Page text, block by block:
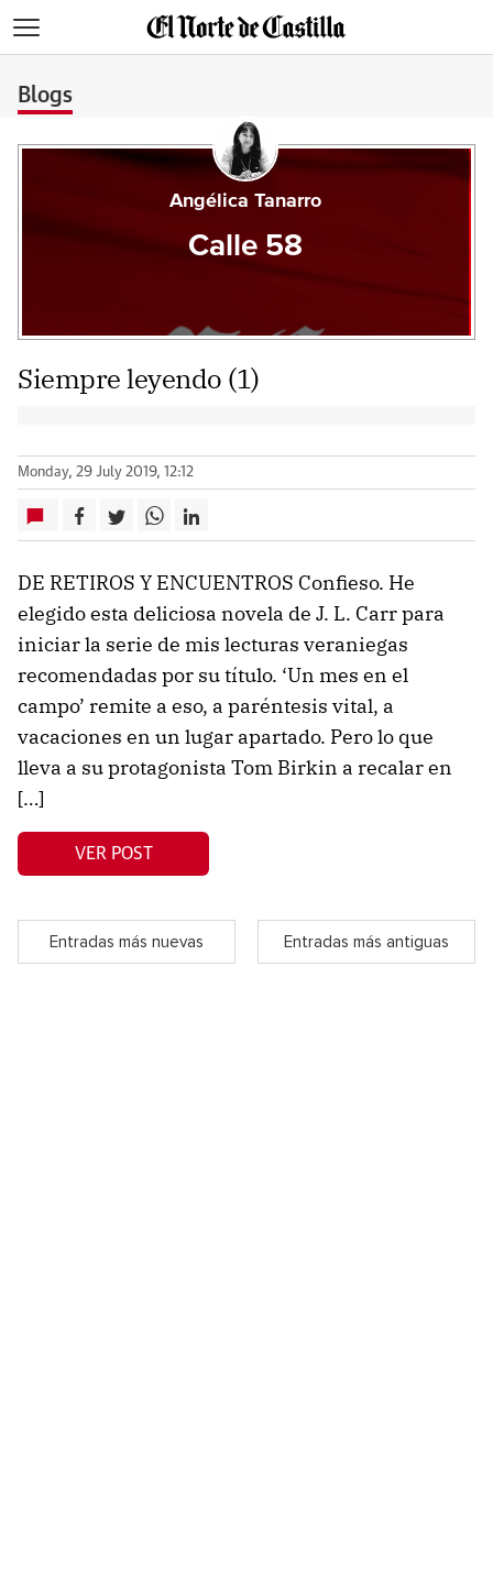
Blogs
Angélica Tanarro
Calle 58
Siempre leyendo (1)
Monday, 29 July 2019, 12:12
DE RETIROS Y ENCUENTROS Confieso. He
elegido esta deliciosa novela de J. L. Carr para
iniciar la serie de mis lecturas veraniegas
recomendadas por su título. ‘Un mes en el
campo’ remite a eso, a paréntesis vital, a
vacaciones en un lugar apartado. Pero lo que
lleva a su protagonista Tom Birkin a recalar en
[…]
VER POST
Entradas más nuevas Entradas más antiguas